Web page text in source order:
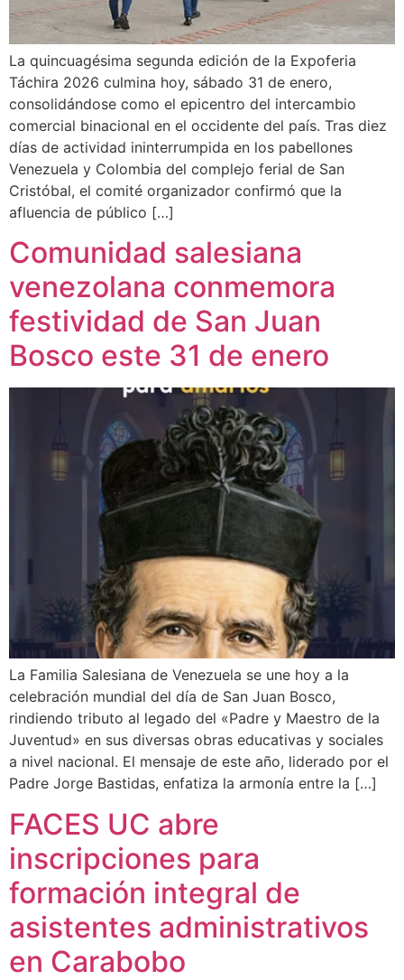
La quincuagésima segunda edición de la Expoferia
Táchira 2026 culmina hoy, sábado 31 de enero,
consolidándose como el epicentro del intercambio
comercial binacional en el occidente del país. Tras diez
días de actividad ininterrumpida en los pabellones
Venezuela y Colombia del complejo ferial de San
Cristóbal, el comité organizador confirmó que la
afluencia de público […]
Comunidad salesiana
venezolana conmemora
festividad de San Juan
Bosco este 31 de enero
La Familia Salesiana de Venezuela se une hoy a la
celebración mundial del día de San Juan Bosco,
rindiendo tributo al legado del «Padre y Maestro de la
Juventud» en sus diversas obras educativas y sociales
a nivel nacional. El mensaje de este año, liderado por el
Padre Jorge Bastidas, enfatiza la armonía entre la […]
FACES UC abre
inscripciones para
formación integral de
asistentes administrativos
en Carabobo